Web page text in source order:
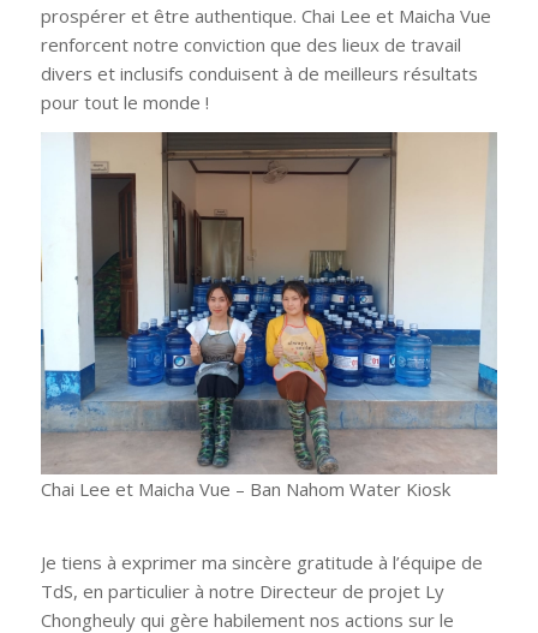
prospérer et être authentique. Chai Lee et Maicha Vue
renforcent notre conviction que des lieux de travail
divers et inclusifs conduisent à de meilleurs résultats
pour tout le monde !
Chai Lee et Maicha Vue – Ban Nahom Water Kiosk
Je tiens à exprimer ma sincère gratitude à l’équipe de
TdS, en particulier à notre Directeur de projet Ly
Chongheuly qui gère habilement nos actions sur le